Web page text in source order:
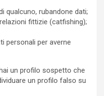
qualcuno, rubandone dati;
fittizie (catfishing);
personali per averne
un profilo sospetto che
un profilo falso su